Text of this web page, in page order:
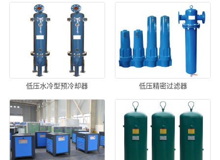
装
低压水冷型预冷却器 低压精密过滤器